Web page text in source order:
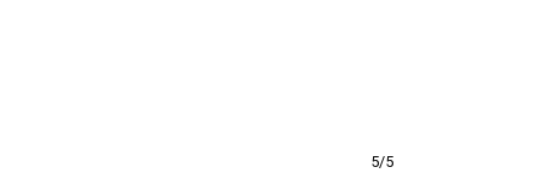
5/5